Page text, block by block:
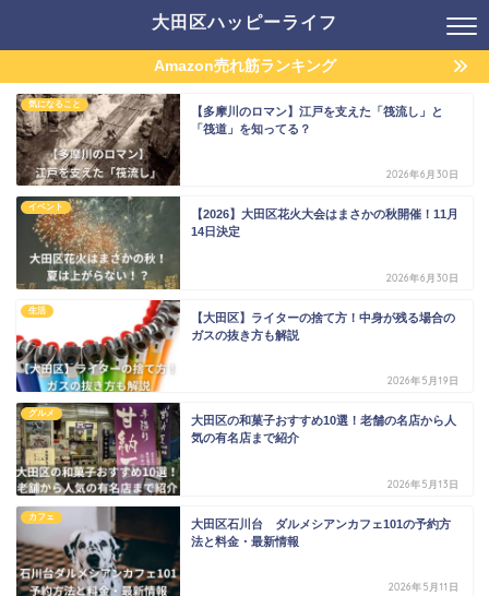
大田区ハッピーライフ
Amazon売れ筋ランキング
気になること
【多摩川のロマン】江戸を支えた「筏流し」と
「筏道」を知ってる？
2026年6月30日
イベント
【2026】大田区花火大会はまさかの秋開催！11月
14日決定
2026年6月30日
生活
【大田区】ライターの捨て方！中身が残る場合の
ガスの抜き方も解説
2026年5月19日
グルメ
大田区の和菓子おすすめ10選！老舗の名店から人
気の有名店まで紹介
2026年5月13日
カフェ
大田区石川台 ダルメシアンカフェ101の予約方
法と料金・最新情報
2026年5月11日